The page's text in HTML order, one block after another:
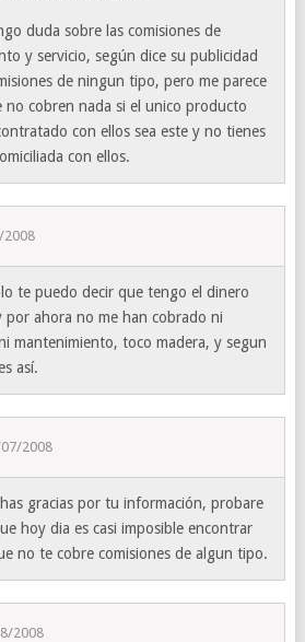
duda sobre las comisiones de
y servicio, según dice su publicidad
de ningun tipo, pero me parece
no cobren nada si el unico producto
con ellos sea este y no tienes
con ellos.
2008
te puedo decir que tengo el dinero
por ahora no me han cobrado ni
mantenimiento, toco madera, y segun
así.
2008
gracias por tu información, probare
hoy dia es casi imposible encontrar
no te cobre comisiones de algun tipo.
2008